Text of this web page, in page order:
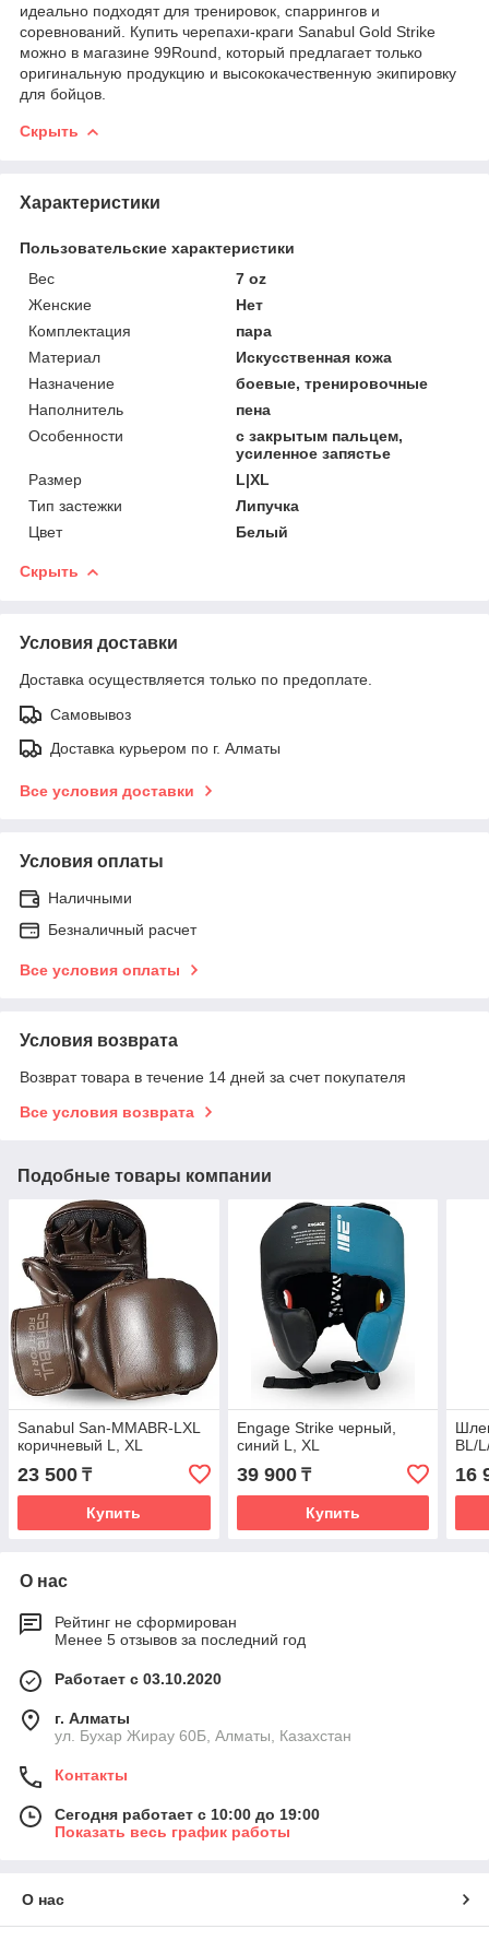
идеально подходят для тренировок, спаррингов и
соревнований. Купить черепахи-краги Sanabul Gold Strike
можно в магазине 99Round, который предлагает только
оригинальную продукцию и высококачественную экипировку
для бойцов.
Скрыть
Характеристики
Пользовательские характеристики
Вес
7 oz
Женские
Нет
Комплектация
пара
Материал
Искусственная кожа
Назначение
боевые, тренировочные
Наполнитель
пена
Особенности
с закрытым пальцем,
усиленное запястье
Размер
L|XL
Тип застежки
Липучка
Цвет
Белый
Скрыть
Условия доставки
Доставка осуществляется только по предоплате.
Самовывоз
Доставка курьером по г. Алматы
Все условия доставки
Условия оплаты
Наличными
Безналичный расчет
Все условия оплаты
Условия возврата
Возврат товара в течение 14 дней за счет покупателя
Все условия возврата
Подобные товары компании
Sanabul San-MMABR-LXL
коричневый L, XL
23 500 ₸
Купить
Engage Strike черный,
синий L, XL
39 900₸
Купить
BL/
16
О нас
Рейтинг не сформирован
Менее 5 отзывов за последний год
Работает с 03.10.2020
г. Алматы
ул. Бухар Жирау 60Б, Алматы, Казахстан
Контакты
Сегодня работает с 10:00 до 19:00
Показать весь график работы
О нас